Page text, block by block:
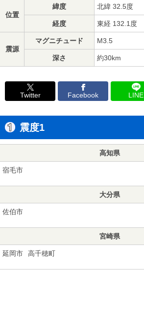
位置
緯度 北緯 32.5度
経度 東経 132.1度
震源
マグニチュード M3.5
深さ 約30km
Twitter Facebook LINE
震度1
高知県
宿毛市
大分県
佐伯市
宮崎県
延岡市 高千穂町